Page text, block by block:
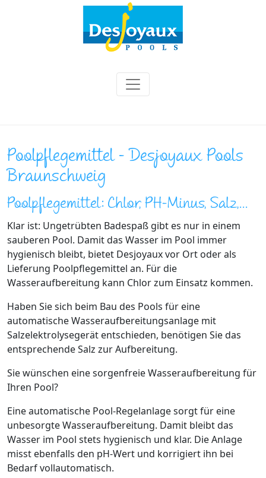
Poolpflegemittel - Desjoyaux Pools
Braunschweig
Poolpflegemittel: Chlor, PH-Minus, Salz,...
Klar ist: Ungetrübten Badespaß gibt es nur in einem
sauberen Pool. Damit das Wasser im Pool immer
hygienisch bleibt, bietet Desjoyaux vor Ort oder als
Lieferung Poolpflegemittel an. Für die
Wasseraufbereitung kann Chlor zum Einsatz kommen.
Haben Sie sich beim Bau des Pools für eine
automatische Wasseraufbereitungsanlage mit
Salzelektrolysegerät entschieden, benötigen Sie das
entsprechende Salz zur Aufbereitung.
Sie wünschen eine sorgenfreie Wasseraufbereitung für
Ihren Pool?
Eine automatische Pool-Regelanlage sorgt für eine
unbesorgte Wasseraufbereitung. Damit bleibt das
Wasser im Pool stets hygienisch und klar. Die Anlage
misst ebenfalls den pH-Wert und korrigiert ihn bei
Bedarf vollautomatisch.